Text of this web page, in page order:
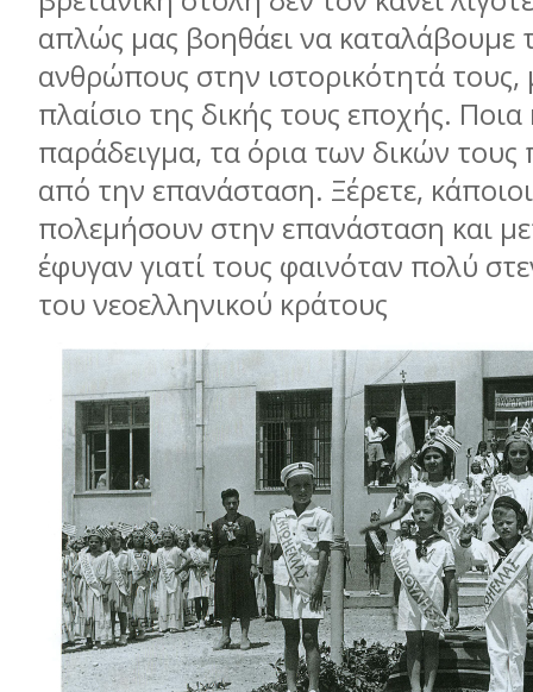
απλώς μας βοηθάει να καταλάβουμε
ανθρώπους στην ιστορικότητά τους,
πλαίσιο της δικής τους εποχής. Ποια
παράδειγμα, τα όρια των δικών
από την επανάσταση. Ξέρετε,
πολεμήσουν στην επανάσταση και
έφυγαν γιατί τους φαινόταν πολύ
του νεοελληνικού κράτους